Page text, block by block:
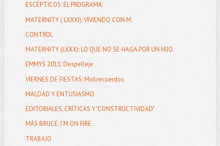
ESCÉPTICOS: EL PROGRAMA.
MATERNITY ( LXXXI): VIVIENDO CON M.
CONTROL
MATERNITY (LXXX): LO QUE NO SE HAGA POR UN HIJO.
EMMYS 2011: Despelleje
VIERNES DE FIESTAS: Molirecuerdos
MALDAD Y ENTUSIASMO
EDITORIALES, CRÍTICAS Y "CONSTRUCTIVIDAD"
MÁS BRUCE: I´M ON FIRE
TRABAJO